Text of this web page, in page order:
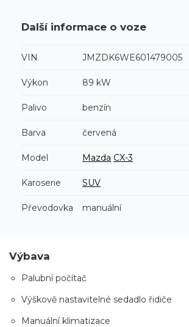
Další informace o voze
VIN JMZDK6WE601479005
Výkon 89 kW
Palivo benzín
Barva červená
Model Mazda CX-3
Karoserie SUV
Převodovka manuální
Výbava
Palubní počítač
Výškově nastavitelné sedadlo řidiče
Manuální klimatizace